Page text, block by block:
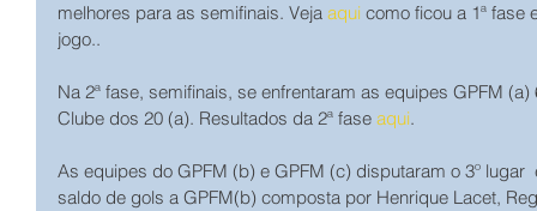
melhores para as semifinais. Veja aqui como ficou a 1ª fase
jogo..
Na 2ª fase, semifinais, se enfrentaram as equipes GPFM
Clube dos 20 (a). Resultados da 2ª fase aqui.
As equipes do GPFM (b) e GPFM (c) disputaram o 3º
saldo de gols a GPFM(b) composta por Henrique Lacet,